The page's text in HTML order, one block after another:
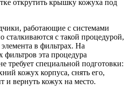
открутить крышку кожуха под
работающие с системами
сталкиваются с такой процедурой,
в фильтрах. На
эта процедура
требует специальной подготовки:
кожух корпуса, снять его,
и вернуть кожух на место.